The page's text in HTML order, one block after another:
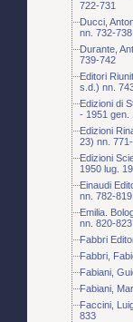
722-731
Ducci,
nn. 732-738
Durante,
739-742
Editori
s.d.) nn.
Edizioni di
- 1951 gen.
Edizioni
23) nn.
Edizioni
1950 lug.
Einaudi
nn. 782-819
Emilia.
nn. 820-823
Fabbri
Fabbri,
Fabiani,
Fabiani,
Faccini,
833